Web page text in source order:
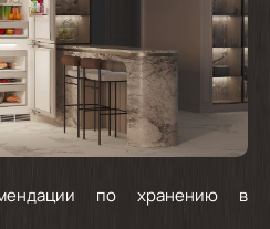
по хранению в